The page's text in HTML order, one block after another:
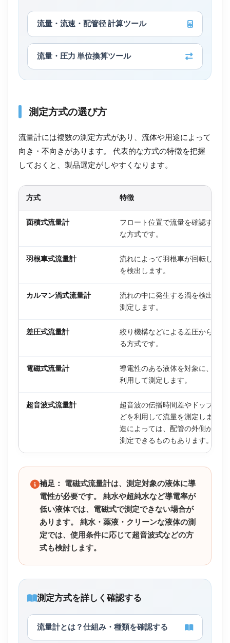
流量・流速・配管径 計算ツール
流量・圧力 単位換算ツール
測定方式の選び方
流量計には複数の測定方式があり、流体や用途によって
向き・不向きがあります。 代表的な方式の特徴を把握
しておくと、製品選定がしやすくなります。
方式 特徴
面積式流量計
フロート位置で流量を確認するシ
な方式です。
羽根車式流量計
流れによって羽根車が回転し、そ
を検出します。
カルマン渦式流量計
流れの中に発生する渦を検出して
測定します。
差圧式流量計
絞り機構などによる差圧から流量
る方式です。
電磁式流量計
導電性のある液体を対象に、電磁
利用して測定します。
超音波式流量計
超音波の伝播時間差やドップラー
どを利用して流量を測定します。
造によっては、配管の外側から非
測定できるものもあります。
補足：
電磁式流量計は、測定対象の液体に導
電性が必要です。 純水や超純水など導電率が
低い液体では、電磁式で測定できない場合が
あります。 純水・薬液・クリーンな液体の測
定では、使用条件に応じて超音波式などの方
式も検討します。
測定方式を詳しく確認する
流量計とは？仕組み・種類を確認する